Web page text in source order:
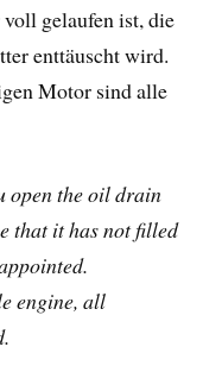
gelaufen ist, die
enttäuscht wird.
Motor sind alle
open the oil drain
that it has not filled
engine, all